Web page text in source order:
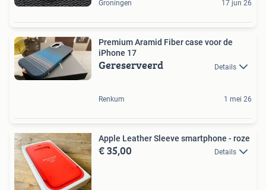
Groningen 17 jun 26
Premium Aramid Fiber case voor de
iPhone 17
Gereserveerd Details
Renkum 1 mei 26
Apple Leather Sleeve smartphone - roze
€ 35,00 Details